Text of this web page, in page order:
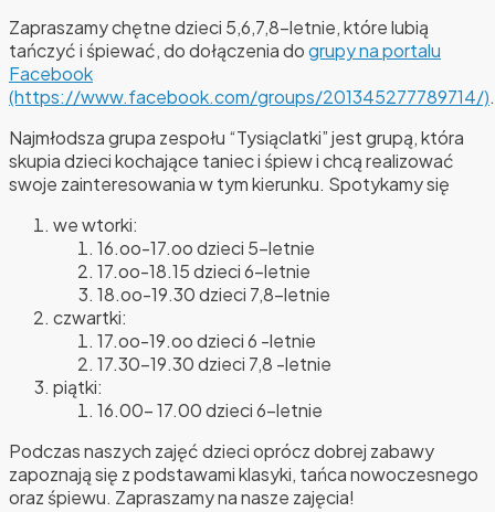
Zapraszamy chętne dzieci 5,6,7,8-letnie, które lubią
tańczyć i śpiewać, do dołączenia dogrupy na portalu
Facebook
(https://www.facebook.com/groups/201345277789714/).
Najmłodsza grupa zespołu “Tysiąclatki” jest grupą, która
skupia dzieci kochające taniec i śpiew i chcą realizować
swoje zainteresowania w tym kierunku. Spotykamy się
we wtorki:
16.oo-17.oo dzieci 5-letnie
17.oo-18.15 dzieci 6-letnie
18.oo-19.30 dzieci 7,8-letnie
czwartki:
17.oo-19.oo dzieci 6 -letnie
17.30-19.30 dzieci 7,8 -letnie
piątki:
16.00- 17.00 dzieci 6-letnie
Podczas naszych zajęć dzieci oprócz dobrej zabawy
zapoznają się z podstawami klasyki, tańca nowoczesnego
oraz śpiewu. Zapraszamy na nasze zajęcia!